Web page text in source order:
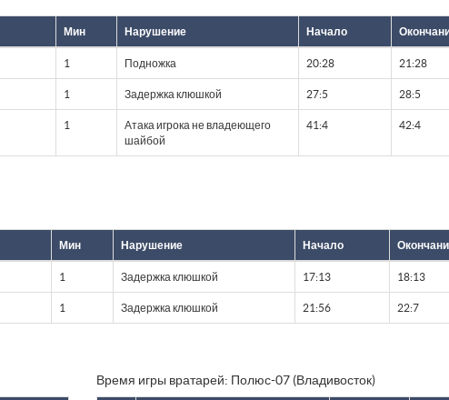
Мин Нарушение Начало
1 Подножка 20:28 21:28
1 Задержка клюшкой 27:5 28:5
1
Атака игрока не владеющего
шайбой
41:4 42:4
Мин Нарушение Начало
1 Задержка клюшкой 17:13 18:13
1 Задержка клюшкой 21:56 22:7
Время игры вратарей: Полюс-07 (Владивосток)